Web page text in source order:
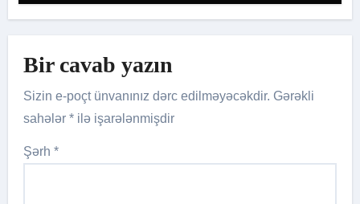
Bir cavab yazın
Sizin e-poçt ünvanınız dərc edilməyəcəkdir. Gərəkli
sahələr* ilə işarələnmişdir
Şərh*